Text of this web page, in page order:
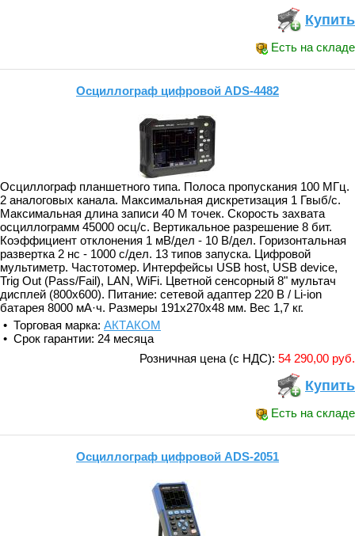
Купить
Есть на складе
Осциллограф цифровой ADS-4482
Осциллограф планшетного типа. Полоса пропускания 100 МГц.
2 аналоговых канала. Максимальная дискретизация 1 Гвыб/с.
Максимальная длина записи 40 М точек. Скорость захвата
осциллограмм 45000 осц/с. Вертикальное разрешение 8 бит.
Коэффициент отклонения 1 мВ/дел - 10 В/дел. Горизонтальная
развертка 2 нс - 1000 с/дел. 13 типов запуска. Цифровой
мультиметр. Частотомер. Интерфейсы USB host, USB device,
Trig Out (Pass/Fail), LAN, WiFi. Цветной сенсорный 8" мультач
дисплей (800х600). Питание: сетевой адаптер 220 В / Li-ion
батарея 8000 мА·ч. Размеры 191x270x48 мм. Вес 1,7 кг.
• Торговая марка: АКТАКОМ
• Срок гарантии: 24 месяца
Розничная цена (с НДС): 54 290,00 руб.
Купить
Есть на складе
Осциллограф цифровой ADS-2051